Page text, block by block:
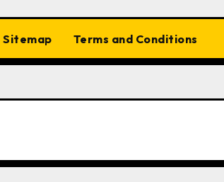
Sitemap Terms and Conditions